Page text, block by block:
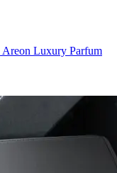
Areon Luxury Parfum